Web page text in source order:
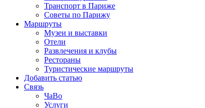
Транспорт в Париже
Советы по Парижу
Маршруты
Музеи и выставки
Отели
Развлечения и клубы
Рестораны
Туристические маршруты
Добавить статью
Связь
ЧаВо
Услуги